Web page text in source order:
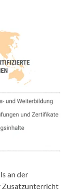
an der
Zusatzunterricht